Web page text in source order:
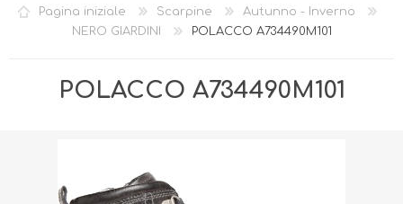
LISTA DEI DESIDERI
Pagina iniziale Scarpine
Autunno - Inverno
NERO GIARDINI
POLACCO A734490M101
POLACCO A734490M101